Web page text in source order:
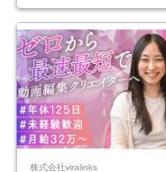
株式会社viralinks